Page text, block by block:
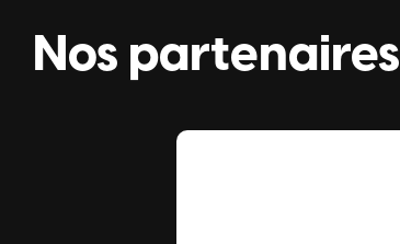
Nos partenaires